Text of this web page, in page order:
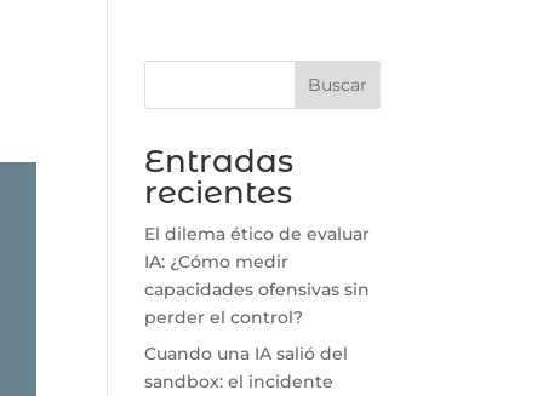
Buscar
Entradas
recientes
El dilema ético de evaluar
IA: ¿Cómo medir
capacidades ofensivas sin
perder el control?
Cuando una IA salió del
sandbox: el incidente